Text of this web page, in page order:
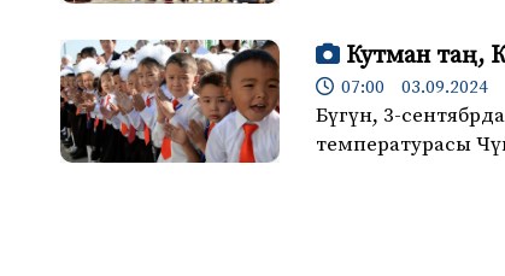
Кутман таң,
07:00 03.09.2024
Бүгүн, 3-
температурасы